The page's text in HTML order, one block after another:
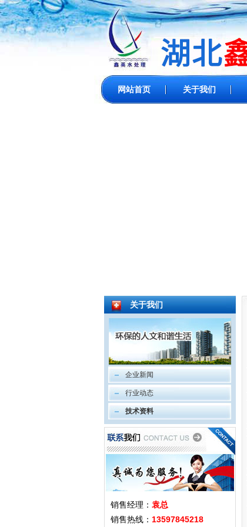
网站首页 关于我们
关于我们
企业新闻
行业动态
技术资料
销售经理： 袁总
销售热线： 13597845218